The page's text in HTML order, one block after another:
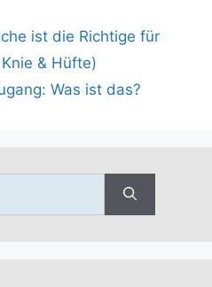
ist die Richtige für
& Hüfte)
Was ist das?